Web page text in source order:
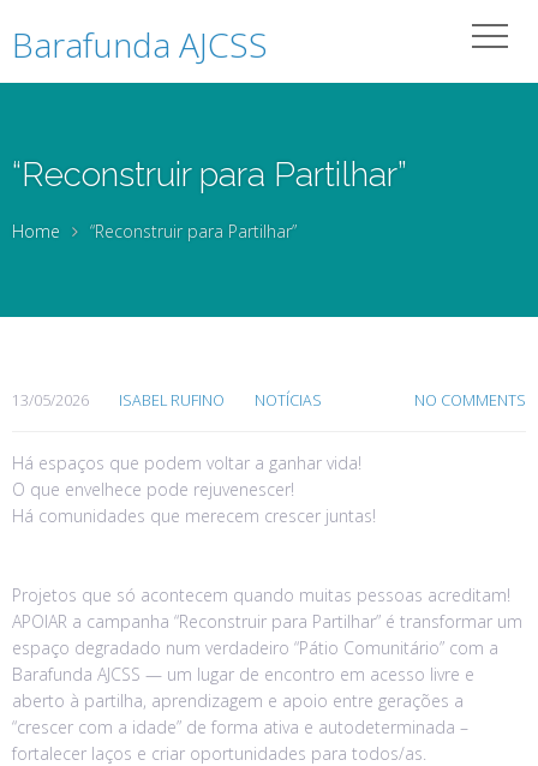
Barafunda AJCSS
“Reconstruir para Partilhar”
Home “Reconstruir para Partilhar”
13/05/2026 ISABEL RUFINO NOTÍCIAS NO COMMENTS
Há espaços que podem voltar a ganhar vida!
O que envelhece pode rejuvenescer!
Há comunidades que merecem crescer juntas!
Projetos que só acontecem quando muitas pessoas acreditam!
APOIAR a campanha “Reconstruir para Partilhar” é transformar um
espaço degradado num verdadeiro “Pátio Comunitário” com a
Barafunda AJCSS — um lugar de encontro em acesso livre e
aberto à partilha, aprendizagem e apoio entre gerações a
“crescer com a idade” de forma ativa e autodeterminada –
fortalecer laços e criar oportunidades para todos/as.